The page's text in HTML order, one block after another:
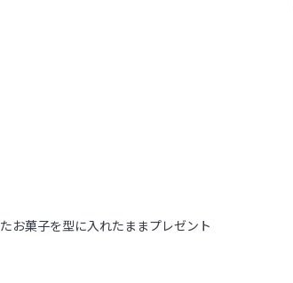
お菓子を型に入れたままプレゼント